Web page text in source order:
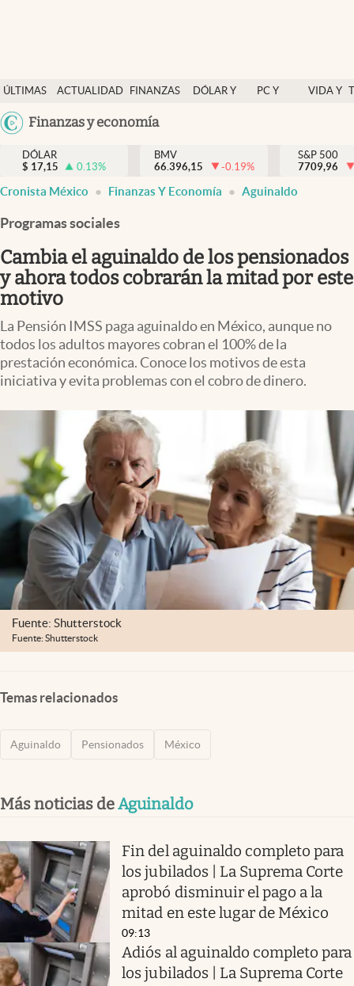
ÚLTIMAS
NOTICIAS
ACTUALIDAD
FINANZAS
DÓLAR Y
PC Y
VIDA Y
México
Finanzas y economía
Actualidad
Finanzas y economía
Dólar y mercados
Pc y celular
Vida y estilo
Tv
Clima
abre en nueva pestaña
México
DÓLAR
$ 17,15 0.13%
BMV
66.396,15
-0.19%
S&P 500
7709,96
Cronista México Finanzas Y Economía Aguinaldo
Programas sociales
Cambia el aguinaldo de los pensionados
y ahora todos cobrarán la mitad por este
motivo
La Pensión IMSS paga aguinaldo en México, aunque no
todos los adultos mayores cobran el 100% de la
prestación económica. Conoce los motivos de esta
iniciativa y evita problemas con el cobro de dinero.
Fuente: Shutterstock
Fuente: Shutterstock
Temas relacionados
Aguinaldo Pensionados México
Más noticias deAguinaldo
Fin del aguinaldo completo para
los jubilados | La Suprema Corte
aprobó disminuir el pago a la
mitad en este lugar de México
09:13
Adiós al aguinaldo completo para
los jubilados | La Suprema Corte